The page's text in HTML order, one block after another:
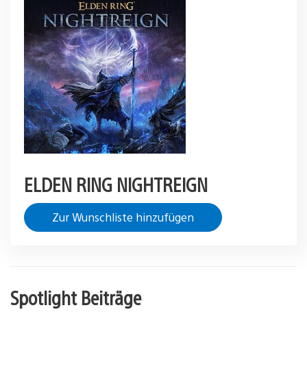
ELDEN RING NIGHTREIGN
Zur Wunschliste hinzufügen
Spotlight Beiträge